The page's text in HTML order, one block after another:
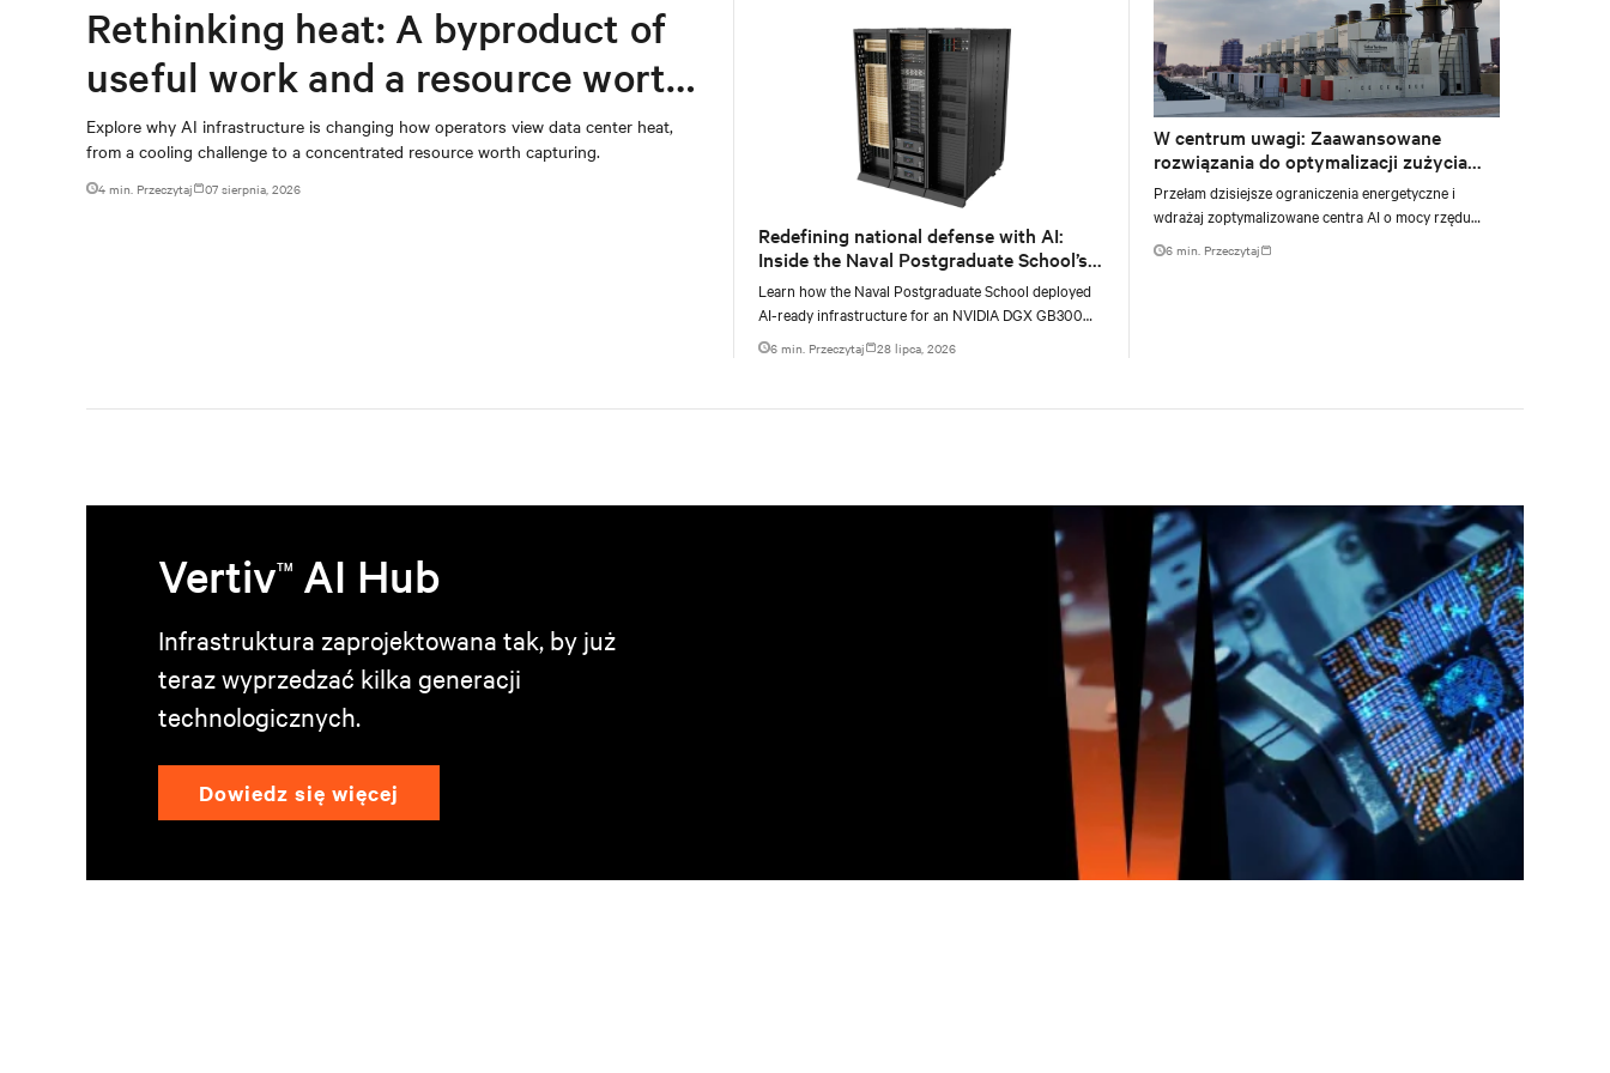
Rethinking heat: A byproduct of
useful work and a resource worth
capturing
Explore why AI infrastructure is changing how operators view data center heat,
from a cooling challenge to a concentrated resource worth capturing.
4 min. Przeczytaj 07 sierpnia, 2026
Redefining national defense with AI:
Inside the Naval Postgraduate School’s
AI infrastructure deployment
Learn how the Naval Postgraduate School deployed
AI-ready infrastructure for an NVIDIA DGX GB300
Blackwell-based NVL72 system within an existing
6 min. Przeczytaj 28 lipca, 2026
W centrum uwagi: Zaawansowane
rozwiązania do optymalizacji zużycia
energii dla centrów przetwarzania
danych
Przełam dzisiejsze ograniczenia energetyczne i
wdrażaj zoptymalizowane centra AI o mocy rzędu
gigawatów dzięki lokalnym rozwiązaniom
energetycznym
6 min. Przeczytaj
VertivTM AI Hub
Infrastruktura zaprojektowana tak, by już
teraz wyprzedzać kilka generacji
technologicznych.
Dowiedz się więcej